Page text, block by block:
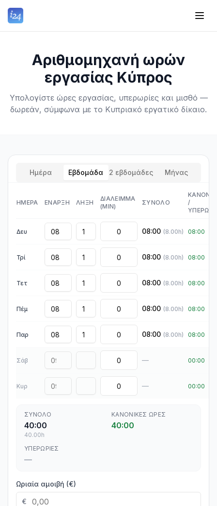
Αριθμομηχανή ωρών
εργασίας Κύπρος
Υπολογίστε ώρες εργασίας, υπερωρίες και μισθό —
δωρεάν, σύμφωνα με το Κυπριακό εργατικό δίκαιο.
Ημέρα Εβδομάδα 2 εβδομάδες Μήνας
ΗΜΈΡΑ ΈΝΑΡΞΗ ΛΉΞΗ
ΔΙΆΛΕΙΜΜΑ
(MIN)
ΣΎΝΟΛΟ
/
Δευ 08:00 (8.00h) 08:00
Τρί 08:00 (8.00h) 08:00
Τετ 08:00 (8.00h) 08:00
Πέμ 08:00 (8.00h) 08:00
Παρ 08:00 (8.00h) 08:00
Σάβ — 00:00
Κυρ — 00:00
ΣΎΝΟΛΟ
40:00
40.00h
ΚΑΝΟΝΙΚΈΣ ΏΡΕΣ
40:00
ΥΠΕΡΩΡΊΕΣ
—
Ωριαία αμοιβή (€)
€